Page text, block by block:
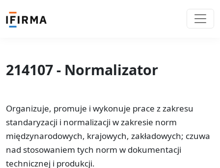
214107 - Normalizator
Organizuje, promuje i wykonuje prace z zakresu
standaryzacji i normalizacji w zakresie norm
międzynarodowych, krajowych, zakładowych; czuwa
nad stosowaniem tych norm w dokumentacji
technicznej i produkcji.